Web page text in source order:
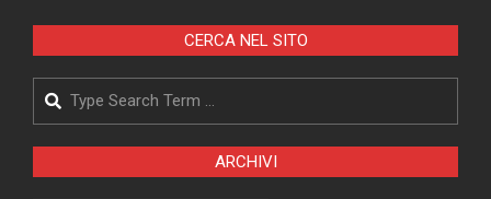
CERCA NEL SITO
ARCHIVI